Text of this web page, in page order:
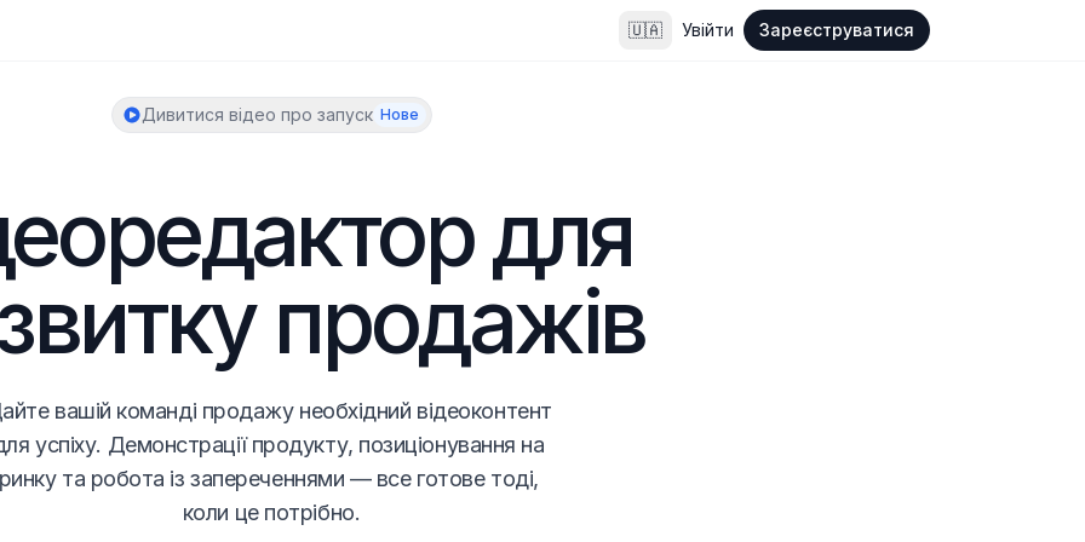
🇺🇦 Увійти Зареєструватися
Дивитися відео про запуск Нове
для
продажів
вашій команді продажу необхідний відеоконтент
успіху. Демонстрації продукту, позиціонування на
ринку та робота із запереченнями — все готове тоді,
коли це потрібно.